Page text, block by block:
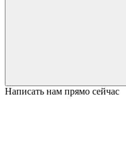
Написать нам прямо сейчас